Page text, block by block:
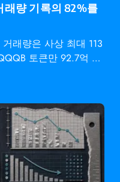
래량 기록의 82%를
래량은 사상 최대 113
토큰만 92.7억 달